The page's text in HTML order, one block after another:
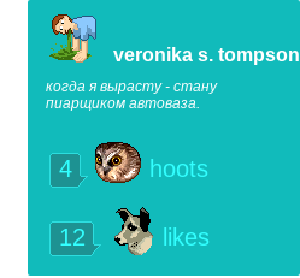
veronika s. tompson
когда я вырасту - стану
пиарщиком автоваза.
4 hoots
12 likes